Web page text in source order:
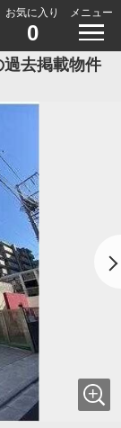
お気に入り
0
メニュー
去掲載物件